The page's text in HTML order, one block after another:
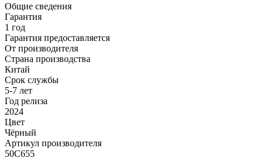
Общие сведения
Гарантия
1 год
Гарантия предоставляется
От производителя
Страна производства
Китай
Срок службы
5-7 лет
Год релиза
2024
Цвет
Чёрный
Артикул производителя
50C655